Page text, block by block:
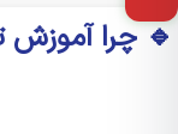
چرا آموزش